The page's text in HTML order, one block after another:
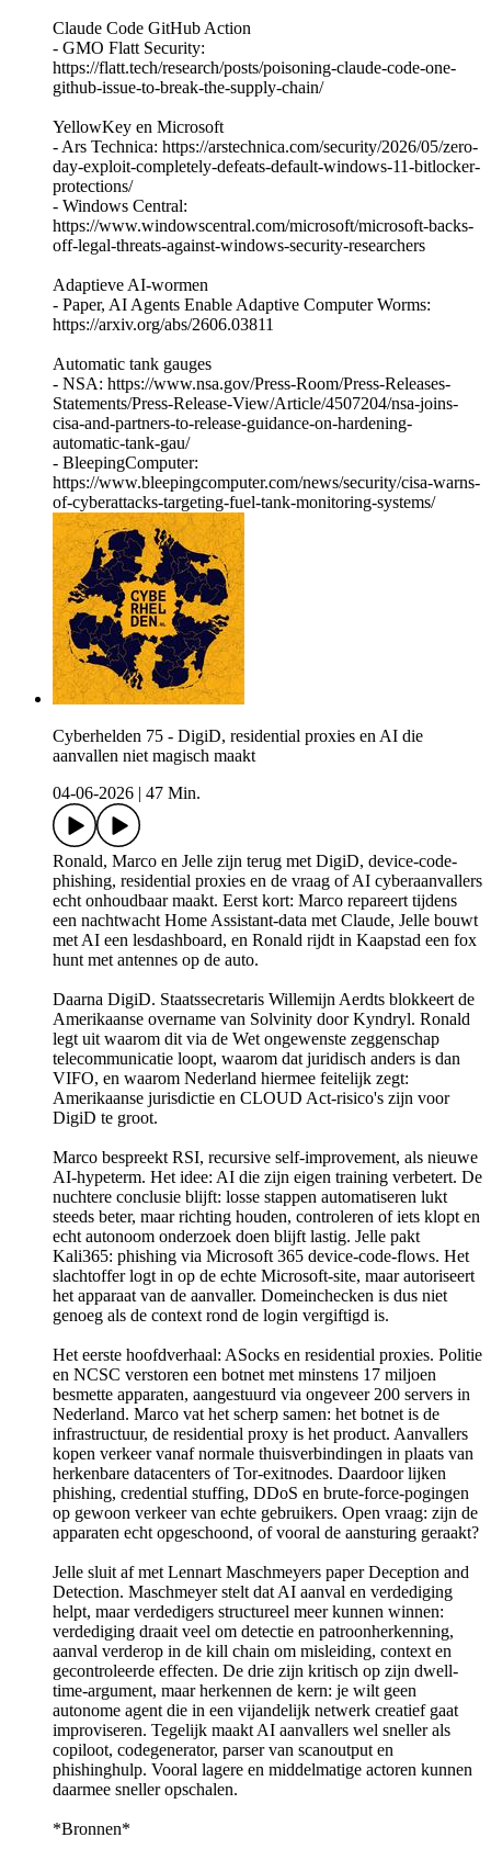
Claude Code GitHub Action
- GMO Flatt Security:
https://flatt.tech/research/posts/poisoning-claude-code-one-
github-issue-to-break-the-supply-chain/
YellowKey en Microsoft
- Ars Technica: https://arstechnica.com/security/2026/05/zero-
day-exploit-completely-defeats-default-windows-11-bitlocker-
protections/
- Windows Central:
https://www.windowscentral.com/microsoft/microsoft-backs-
off-legal-threats-against-windows-security-researchers
Adaptieve AI-wormen
- Paper, AI Agents Enable Adaptive Computer Worms:
https://arxiv.org/abs/2606.03811
Automatic tank gauges
- NSA: https://www.nsa.gov/Press-Room/Press-Releases-
Statements/Press-Release-View/Article/4507204/nsa-joins-
cisa-and-partners-to-release-guidance-on-hardening-
automatic-tank-gau/
- BleepingComputer:
https://www.bleepingcomputer.com/news/security/cisa-warns-
of-cyberattacks-targeting-fuel-tank-monitoring-systems/
Cyberhelden 75 - DigiD, residential proxies en AI die
aanvallen niet magisch maakt
04-06-2026
47 Min.
Ronald, Marco en Jelle zijn terug met DigiD, device-code-
phishing, residential proxies en de vraag of AI cyberaanvallers
echt onhoudbaar maakt. Eerst kort: Marco repareert tijdens
een nachtwacht Home Assistant-data met Claude, Jelle bouwt
met AI een lesdashboard, en Ronald rijdt in Kaapstad een fox
hunt met antennes op de auto.
Daarna DigiD. Staatssecretaris Willemijn Aerdts blokkeert de
Amerikaanse overname van Solvinity door Kyndryl. Ronald
legt uit waarom dit via de Wet ongewenste zeggenschap
telecommunicatie loopt, waarom dat juridisch anders is dan
VIFO, en waarom Nederland hiermee feitelijk zegt:
Amerikaanse jurisdictie en CLOUD Act-risico's zijn voor
DigiD te groot.
Marco bespreekt RSI, recursive self-improvement, als nieuwe
AI-hypeterm. Het idee: AI die zijn eigen training verbetert. De
nuchtere conclusie blijft: losse stappen automatiseren lukt
steeds beter, maar richting houden, controleren of iets klopt en
echt autonoom onderzoek doen blijft lastig. Jelle pakt
Kali365: phishing via Microsoft 365 device-code-flows. Het
slachtoffer logt in op de echte Microsoft-site, maar autoriseert
het apparaat van de aanvaller. Domeinchecken is dus niet
genoeg als de context rond de login vergiftigd is.
Het eerste hoofdverhaal: ASocks en residential proxies. Politie
en NCSC verstoren een botnet met minstens 17 miljoen
besmette apparaten, aangestuurd via ongeveer 200 servers in
Nederland. Marco vat het scherp samen: het botnet is de
infrastructuur, de residential proxy is het product. Aanvallers
kopen verkeer vanaf normale thuisverbindingen in plaats van
herkenbare datacenters of Tor-exitnodes. Daardoor lijken
phishing, credential stuffing, DDoS en brute-force-pogingen
op gewoon verkeer van echte gebruikers. Open vraag: zijn de
apparaten echt opgeschoond, of vooral de aansturing geraakt?
Jelle sluit af met Lennart Maschmeyers paper Deception and
Detection. Maschmeyer stelt dat AI aanval en verdediging
helpt, maar verdedigers structureel meer kunnen winnen:
verdediging draait veel om detectie en patroonherkenning,
aanval verderop in de kill chain om misleiding, context en
gecontroleerde effecten. De drie zijn kritisch op zijn dwell-
time-argument, maar herkennen de kern: je wilt geen
autonome agent die in een vijandelijk netwerk creatief gaat
improviseren. Tegelijk maakt AI aanvallers wel sneller als
copiloot, codegenerator, parser van scanoutput en
phishinghulp. Vooral lagere en middelmatige actoren kunnen
daarmee sneller opschalen.
*Bronnen*